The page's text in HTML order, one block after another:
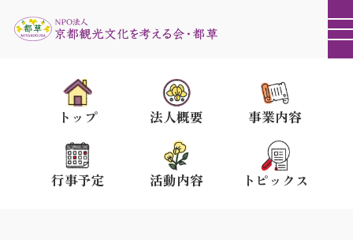
トップ 法人概要 事業内容
行事予定 活動内容 トピックス